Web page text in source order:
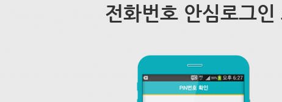
전화번호 안심로그인